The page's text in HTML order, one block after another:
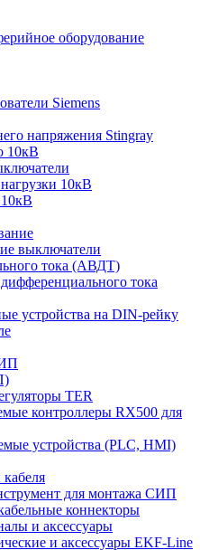
оборудование
Siemens
напряжения Stingray
10кВ
10кВ
выключатели
тока (АВДТ)
тока
устройства на DIN-рейку
TER
контроллеры RX500 для
устройства (PLC, HMI)
для монтажа СИП
коннекторы
и аксессуары
и аксессуары EKF-Line